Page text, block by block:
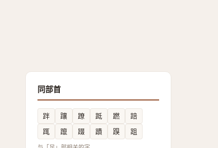
同部首
跘 躟 蹽 䟡 蹨
踣
踂
躥 䟾 蹟 䠐 跙